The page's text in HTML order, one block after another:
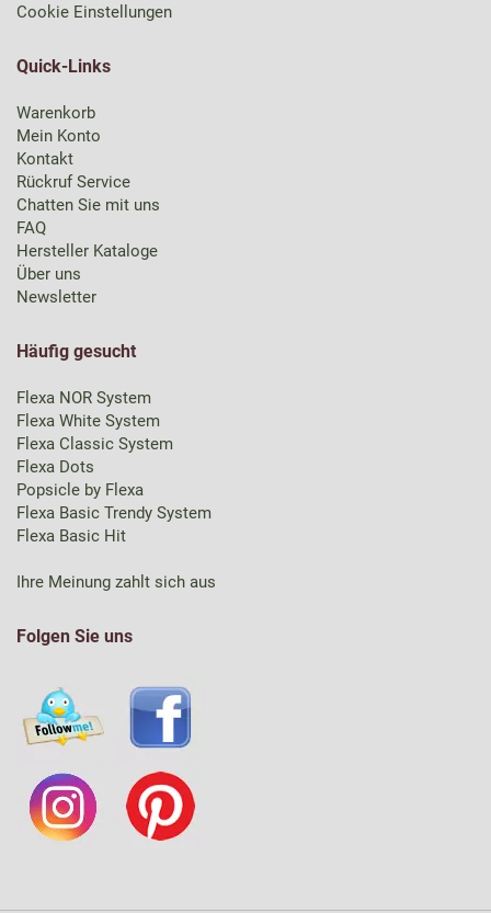
Cookie Einstellungen
Quick-Links
Warenkorb
Mein Konto
Kontakt
Rückruf Service
Chatten Sie mit uns
FAQ
Hersteller Kataloge
Über uns
Newsletter
Häufig gesucht
Flexa NOR System
Flexa White System
Flexa Classic System
Flexa Dots
Popsicle by Flexa
Flexa Basic Trendy System
Flexa Basic Hit
Ihre Meinung zahlt sich aus
Folgen Sie uns